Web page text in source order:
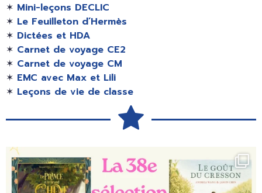
✶ Mini-leçons DECLIC
✶ Le Feuilleton d’Hermès
✶ Dictées et HDA
✶ Carnet de voyage CE2
✶ Carnet de voyage CM
✶ EMC avec Max et Lili
✶ Leçons de vie de classe